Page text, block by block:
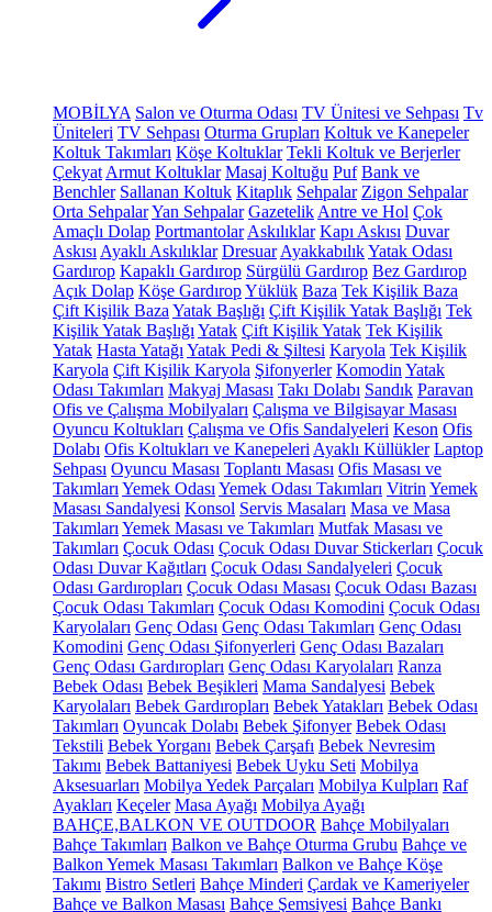
MOBİLYA Salon ve Oturma Odası TV Ünitesi ve Sehpası Tv
Üniteleri TV Sehpası Oturma Grupları Koltuk ve Kanepeler
Koltuk Takımları Köşe Koltuklar Tekli Koltuk ve Berjerler
Çekyat Armut Koltuklar Masaj Koltuğu Puf Bank ve
Benchler Sallanan Koltuk Kitaplık Sehpalar Zigon Sehpalar
Orta SehpalarYan Sehpalar Gazetelik Antre ve Hol Çok
Amaçlı Dolap Portmantolar Askılıklar Kapı Askısı Duvar
Askısı Ayaklı Askılıklar Dresuar AyakkabılıkYatak Odası
Gardırop Kapaklı Gardırop Sürgülü Gardırop Bez Gardırop
Açık Dolap Köşe GardıropYüklük Baza Tek Kişilik Baza
Çift Kişilik Baza Yatak Başlığı Çift Kişilik Yatak Başlığı Tek
Kişilik Yatak Başlığı Yatak Çift Kişilik Yatak Tek Kişilik
Yatak Hasta Yatağı Yatak Pedi & Şiltesi Karyola Tek Kişilik
Karyola Çift Kişilik Karyola Şifonyerler Komodin Yatak
Odası Takımları Makyaj Masası Takı Dolabı Sandık Paravan
Ofis ve Çalışma Mobilyaları Çalışma ve Bilgisayar Masası
Oyuncu Koltukları Çalışma ve Ofis Sandalyeleri Keson Ofis
Dolabı Ofis Koltukları ve Kanepeleri Ayaklı Küllükler Laptop
Sehpası Oyuncu Masası Toplantı Masası Ofis Masası ve
Takımları Yemek Odası Yemek Odası Takımları Vitrin Yemek
Masası Sandalyesi Konsol Servis Masaları Masa ve Masa
Takımları Yemek Masası ve Takımları Mutfak Masası ve
Takımları Çocuk Odası Çocuk Odası Duvar Stickerları Çocuk
Odası Duvar Kağıtları Çocuk Odası Sandalyeleri Çocuk
Odası Gardıropları Çocuk Odası Masası Çocuk Odası Bazası
Çocuk Odası Takımları Çocuk Odası Komodini Çocuk Odası
Karyolaları Genç Odası Genç Odası Takımları Genç Odası
Komodini Genç Odası Şifonyerleri Genç Odası Bazaları
Genç Odası Gardıropları Genç Odası Karyolaları Ranza
Bebek Odası Bebek Beşikleri Mama Sandalyesi Bebek
Karyolaları Bebek Gardıropları Bebek Yatakları Bebek Odası
Takımları Oyuncak Dolabı Bebek Şifonyer Bebek Odası
Tekstili Bebek Yorganı Bebek Çarşafı Bebek Nevresim
Takımı Bebek Battaniyesi Bebek Uyku Seti Mobilya
Aksesuarları Mobilya Yedek Parçaları Mobilya Kulpları Raf
Ayakları Keçeler Masa Ayağı Mobilya Ayağı
BAHÇE,BALKON VE OUTDOOR Bahçe Mobilyaları
Bahçe Takımları Balkon ve Bahçe Oturma Grubu Bahçe ve
Balkon Yemek Masası Takımları Balkon ve Bahçe Köşe
Takımı Bistro Setleri Bahçe Minderi Çardak ve Kameriyeler
Bahçe ve Balkon Masası Bahçe Şemsiyesi Bahçe Bankı